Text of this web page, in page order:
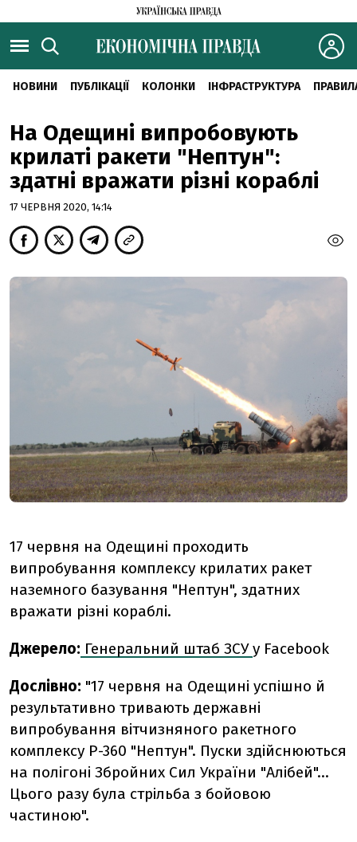
НОВИНИ ПУБЛІКАЦІЇ КОЛОНКИ ІНФРАСТРУКТУРА
На Одещині випробовують
крилаті ракети "Нептун":
здатні вражати різні кораблі
17 ЧЕРВНЯ 2020, 14:14
17 червня на Одещині проходить
випробування комплексу крилатих ракет
наземного базування "Нептун", здатних
вражати різні кораблі.
Джерело: Генеральний штаб ЗСУу Facebook
Дослівно: "17 червня на Одещині успішно й
результативно тривають державні
випробування вітчизняного ракетного
комплексу Р-360 "Нептун". Пуски здійснюються
на полігоні Збройних Сил України "Алібей"…
Цього разу була стрільба з бойовою
частиною".